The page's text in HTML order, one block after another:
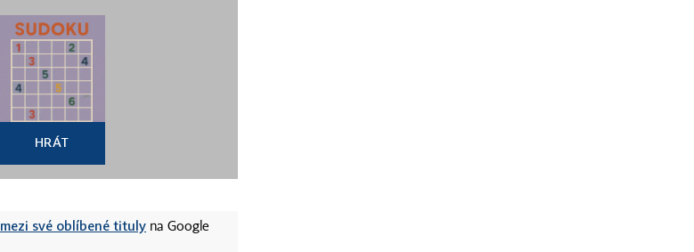
HRÁT
mezi své oblíbené tituly na Google